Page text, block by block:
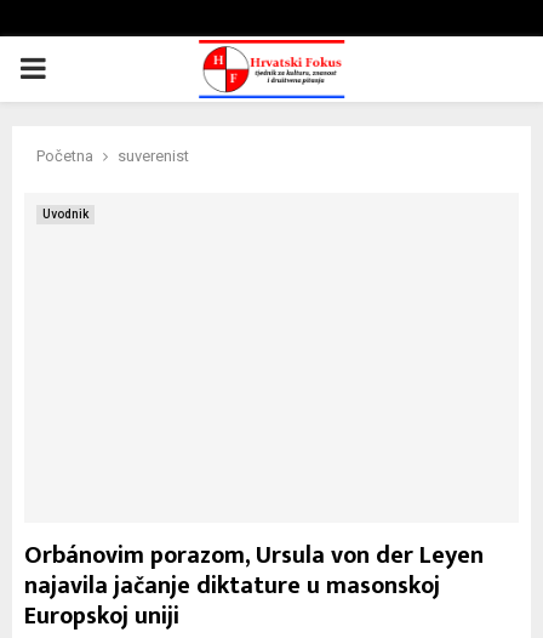
PRIMARY
Početna suverenist
Uvodnik
Orbánovim porazom, Ursula von der Leyen
najavila jačanje diktature u masonskoj
Europskoj uniji